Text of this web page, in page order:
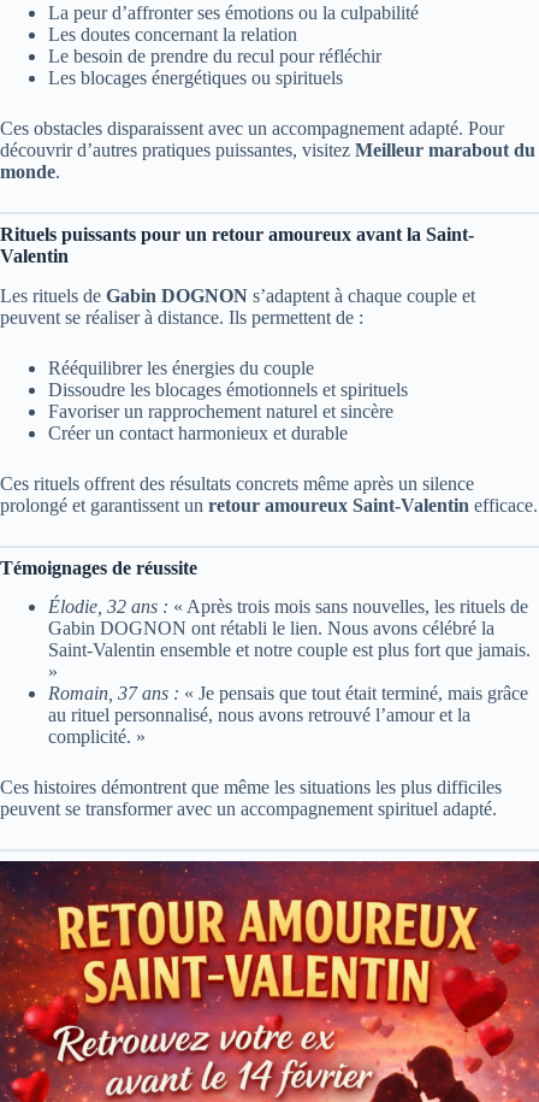
La peur d’affronter ses émotions ou la culpabilité
Les doutes concernant la relation
Le besoin de prendre du recul pour réfléchir
Les blocages énergétiques ou spirituels
Ces obstacles disparaissent avec un accompagnement adapté. Pour
découvrir d’autres pratiques puissantes, visitez Meilleur marabout du
monde.
Rituels puissants pour un retour amoureux avant la Saint-
Valentin
Les rituels de Gabin DOGNON s’adaptent à chaque couple et
peuvent se réaliser à distance. Ils permettent de :
Rééquilibrer les énergies du couple
Dissoudre les blocages émotionnels et spirituels
Favoriser un rapprochement naturel et sincère
Créer un contact harmonieux et durable
Ces rituels offrent des résultats concrets même après un silence
prolongé et garantissent un retour amoureux Saint-Valentin efficace.
Témoignages de réussite
Élodie, 32 ans : « Après trois mois sans nouvelles, les rituels de
Gabin DOGNON ont rétabli le lien. Nous avons célébré la
Saint-Valentin ensemble et notre couple est plus fort que jamais.
»
Romain, 37 ans : « Je pensais que tout était terminé, mais grâce
au rituel personnalisé, nous avons retrouvé l’amour et la
complicité. »
Ces histoires démontrent que même les situations les plus difficiles
peuvent se transformer avec un accompagnement spirituel adapté.